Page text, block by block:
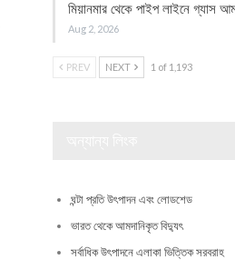
মিয়ানমার থেকে পাইপ লাইনে গ্যাস
Aug 2, 2026
PREV NEXT 1 of 1,193
ঘন্টা প্রতি উৎপাদন এবং লোডশেড
ভারত থেকে আমদানিকৃত বিদ্যুৎ
সর্বাধিক উৎপাদনে এলাকা ভিত্তিক সরবরাহ